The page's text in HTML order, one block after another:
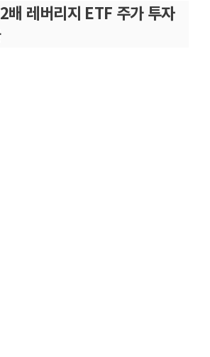
배 레버리지 ETF 주가 투자